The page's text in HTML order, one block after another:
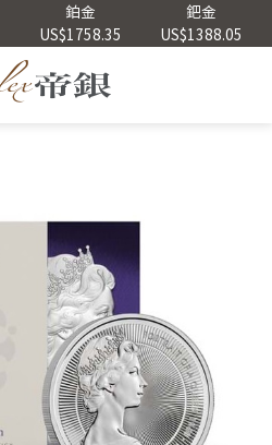
鉑金
US$1758.35
鈀金
US$1388.05